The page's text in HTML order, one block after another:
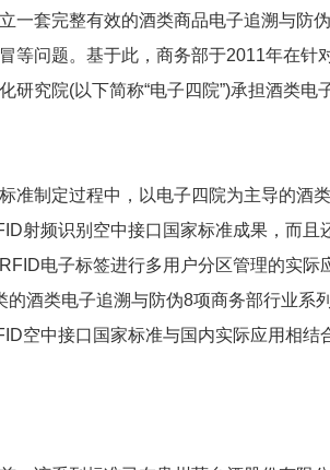
一套完整有效的酒类商品电子追溯与防
等问题。基于此，商务部于2011年在针
研究院(以下简称“电子四院”)承担酒类
制定过程中，以电子四院为主导的酒类
射频识别空中接口国家标准成果，而且
电子标签进行多用户分区管理的实
的酒类电子追溯与防伪8项商务部行业系
空中接口国家标准与国内实际应用相